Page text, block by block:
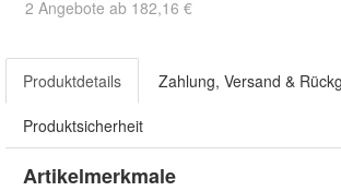
2 Angebote ab 182,16 €
Produktdetails Zahlung, Versand &
Produktsicherheit
Artikelmerkmale